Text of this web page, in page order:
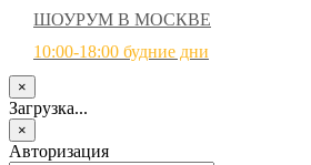
ШОУРУМ В МОСКВЕ
10:00-18:00 будние дни
×
Загрузка...
×
Авторизация